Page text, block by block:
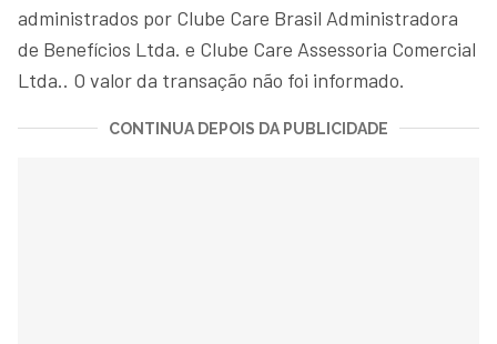
administrados por Clube Care Brasil Administradora
de Benefícios Ltda. e Clube Care Assessoria Comercial
Ltda.. O valor da transação não foi informado.
CONTINUA DEPOIS DA PUBLICIDADE